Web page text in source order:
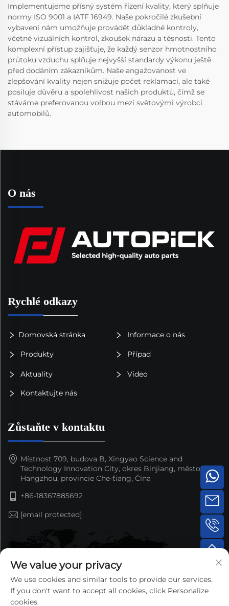
Implementujeme přísný systém řízení kvality, který splňuje
normy ISO 9001 a IATF 16949. Naše pokročilé zkušební
vybavení nám umožňuje provádět důkladné kontroly,
včetně vizuálních kontrol, zkoušek nárazu a těsnosti. Tento
komplexní přístup zajišťuje, že každý senzor hmotnostního
průtoku vzduchu splňuje nejvyšší standardy výkonu ještě
před dodáním zákazníkům. Naše angažovanost ve
zlepšování kvality nejen snižuje počet reklamací, ale také
posiluje důvěru a spolehlivost našich produktů, čímž se
stáváme preferovanou volbou mezi světovými výrobci
automobilů.
O nás
Rychlé odkazy
Domovská stránka Informace o nás
Produkty Případ
Aktuality Video
Kontaktujte nás
Zůstaňte v kontaktu
Místnost 709, budova B, Xingyao Science and
Technology Innovation City, okres Binjiang, město
Hangzhou, provincie Che-ťiang, Čína
+86-18367885692
[email protected]
We value your privacy
We use cookies and similar tools to provide our services.
If you don't want to accept all cookies, click Personalize
cookies.